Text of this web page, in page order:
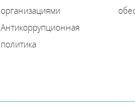
организациями
Антикоррупционная
политика